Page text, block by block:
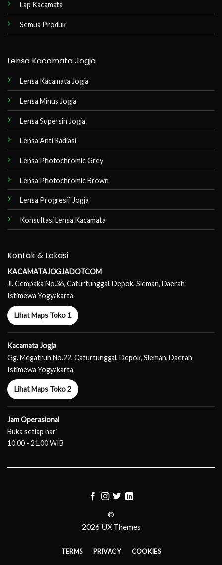
Lap Kacamata
Semua Produk
Lensa Kacamata Jogja
Lensa Kacamata Jogja
Lensa Minus Jogja
Lensa Supersin Jogja
Lensa Anti Radiasi
Lensa Photochromic Grey
Lensa Photochromic Brown
Lensa Progresif Jogja
Konsultasi Lensa Kacamata
Kontak & Lokasi
KACAMATAJOGJADOTCOM
Jl. Cempaka No.36, Caturtunggal, Depok, Sleman, Daerah
Istimewa Yogyakarta
Lihat Maps Toko 1
Kacamata Jogja
Gg. Megatruh No.22, Caturtunggal, Depok, Sleman, Daerah
Istimewa Yogyakarta
Lihat Maps Toko 2
Jam Operasional
Buka setiap hari
10.00 - 21.00 WIB
©
2026 UX Themes
TERMS PRIVACY COOKIES